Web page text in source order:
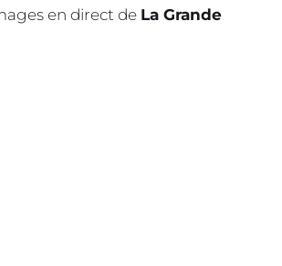
en direct de La Grande